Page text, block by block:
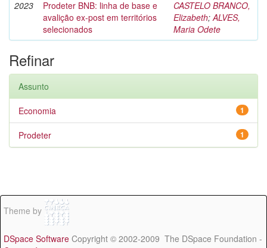
2023
Prodeter BNB: linha de base e
avalição ex-post em territórios
selecionados
CASTELO BRANCO,
Elizabeth;ALVES,
Maria Odete
Refinar
Assunto
1
Economia
1
Prodeter
Theme by
DSpace Software Copyright © 2002-2009 The DSpace Foundation -